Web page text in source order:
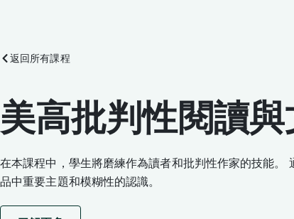
返回所有課程
美高批判性閱讀
在本課程中，學生將磨練作為讀者和批判性作家的技能
品中重要主題和模糊性的認識。